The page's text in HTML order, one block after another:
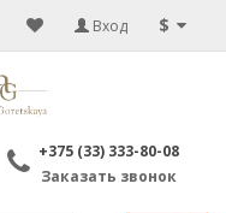
$
Вход
+375 (33) 333-80-08
Заказать звонок